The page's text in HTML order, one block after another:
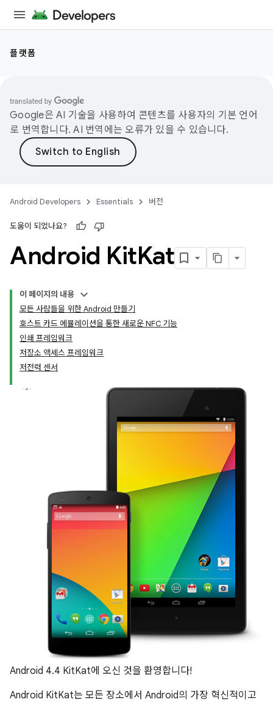
플랫폼
Google은 AI 기술을 사용하여 콘텐츠를 사용자의 기본 언어
로 번역합니다. AI 번역에는 오류가 있을 수 있습니다.
Android Developers Essentials 버전
도움이 되었나요?
Android KitKat
이 페이지의 내용
모든 사람들을 위한 Android 만들기
호스트 카드 에뮬레이션을 통한 새로운 NFC 기능
인쇄 프레임워크
저장소 액세스 프레임워크
저전력 센서
Android 4.4 KitKat에 오신 것을 환영합니다!
Android KitKat는 모든 장소에서 Android의 가장 혁신적이고